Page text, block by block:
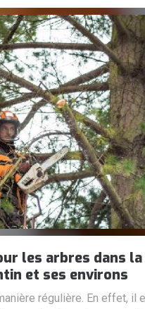
les arbres dans la
et ses environs
régulière. En effet, il